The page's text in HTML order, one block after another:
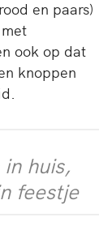
en paars)
ook op dat
knoppen
huis,
feestje